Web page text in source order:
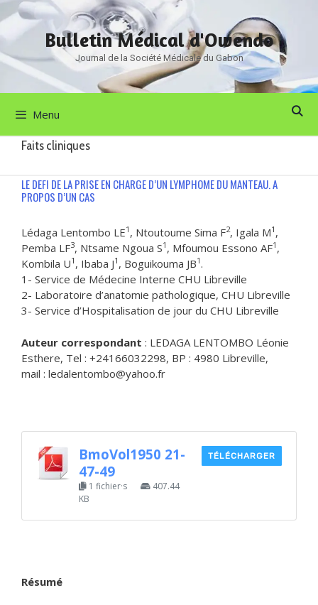
Aller
au
contenu
Bulletin Médical d'Owendo
Journal de la Société Médicale du Gabon
Menu
Faits cliniques
LE DEFI DE LA PRISE EN CHARGE D’UN LYMPHOME DU MANTEAU. A
PROPOS D’UN CAS
Lédaga Lentombo LE1 , Ntoutoume Sima F2, Igala M1 ,
Pemba LF3, Ntsame Ngoua S1 , Mfoumou Essono AF1 ,
Kombila U1 , Ibaba J1 , Boguikouma JB1.
1- Service de Médecine Interne CHU Libreville
2- Laboratoire d’anatomie pathologique, CHU Libreville
3- Service d’Hospitalisation de jour du CHU Libreville
Auteur correspondant : LEDAGA LENTOMBO Léonie
Esthere, Tel : +24166032298, BP : 4980 Libreville,
mail : ledalentombo@yahoo.fr
BmoVol1950 21-
47-49
1 fichier·s
407.44
KB
TÉLÉCHARGER
Résumé